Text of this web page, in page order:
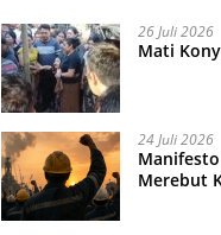
26 Juli 2026
Mati
24 Juli 2026
Merebut